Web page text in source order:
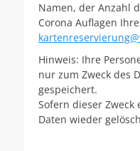
Namen, der Anzahl
Corona Auflagen
Hinweis: Ihre
nur zum Zweck des
gespeichert.
Sofern dieser
Daten wieder